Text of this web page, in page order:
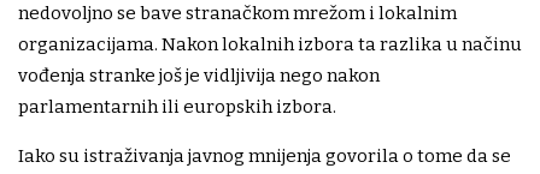
nedovoljno se bave stranačkom mrežom i lokalnim
organizacijama. Nakon lokalnih izbora ta razlika u načinu
vođenja stranke još je vidljivija nego nakon
parlamentarnih ili europskih izbora.
Iako su istraživanja javnog mnijenja govorila o tome da se